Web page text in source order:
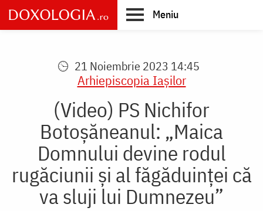
Skip
to
main
Meniu
21 Noiembrie 2023 14:45
Arhiepiscopia Iaşilor
(Video) PS Nichifor
Botoșăneanul: „Maica
Domnului devine rodul
rugăciunii și al făgăduinței că
va sluji lui Dumnezeu”